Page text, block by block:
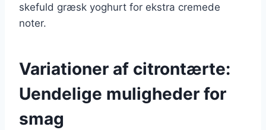
skefuld græsk yoghurt for ekstra cremede
noter.
Variationer af citrontærte:
Uendelige muligheder for
smag